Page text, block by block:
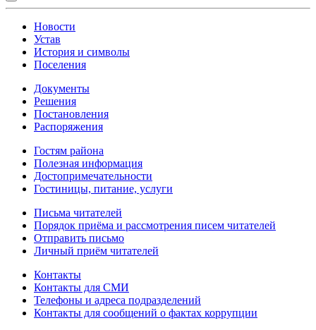
Новости
Устав
История и символы
Поселения
Документы
Решения
Постановления
Распоряжения
Гостям района
Полезная информация
Достопримечательности
Гостиницы, питание, услуги
Письма читателей
Порядок приёма и рассмотрения писем читателей
Отправить письмо
Личный приём читателей
Контакты
Контакты для СМИ
Телефоны и адреса подразделений
Контакты для сообщений о фактах коррупции